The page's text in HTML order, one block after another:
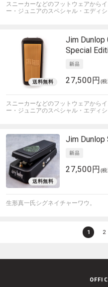
スニーカーなどのフットウェアから
ー・ジュニアのスペシャル・エディシ
Jim Dunlop
Special
27,500円 (
スニーカーなどのフットウェアから
ー・ジュニアのスペシャル・エディシ
Jim Dunlop
27,500円 (
生形真一氏シグネイチャーワウ。
1 2